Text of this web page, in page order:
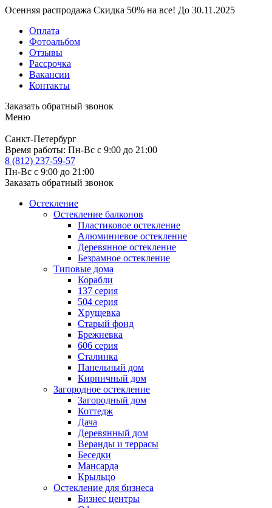
Осенняя распродажа Скидка 50% на все! До 30.11.2025
Оплата
Фотоальбом
Отзывы
Рассрочка
Вакансии
Контакты
Заказать обратный звонок
Меню
Санкт-Петербург
Время работы: Пн-Вс с 9:00 до 21:00
8 (812) 237-59-57
Пн-Вс с 9:00 до 21:00
Заказать обратный звонок
Остекление
Остекление балконов
Пластиковое остекление
Алюминиевое остекление
Деревянное остекление
Безрамное остекление
Типовые дома
Корабли
137 серия
504 серия
Хрущевка
Старый фонд
Брежневка
606 серия
Сталинка
Панельный дом
Кирпичный дом
Загородное остекление
Загородный дом
Коттедж
Дача
Деревянный дом
Веранды и террасы
Беседки
Мансарда
Крыльцо
Остекление для бизнеса
Бизнес центры